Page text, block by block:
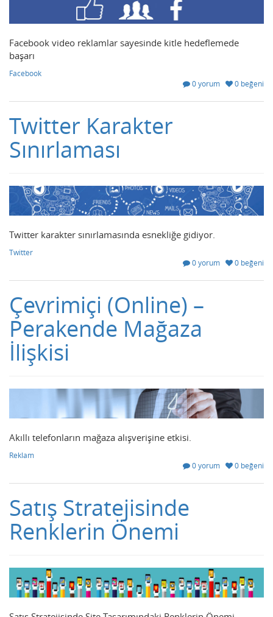
Facebook video reklamlar sayesinde kitle hedeflemede
başarı
Facebook
0 yorum
0 beğeni
Twitter Karakter
Sınırlaması
Twitter karakter sınırlamasında esnekliğe gidiyor.
Twitter
0 yorum
0 beğeni
Çevrimiçi (Online) –
Perakende Mağaza
İlişkisi
Akıllı telefonların mağaza alışverişine etkisi.
Reklam
0 yorum
0 beğeni
Satış Stratejisinde
Renklerin Önemi